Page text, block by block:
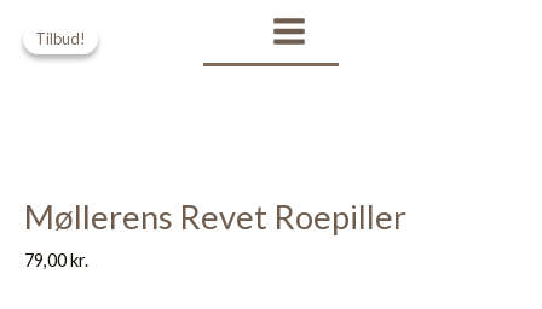
MAIN
MENU
Møllerens Revet Roepiller
79,00kr.
Tilbud!
Tilbud!
aktuelle